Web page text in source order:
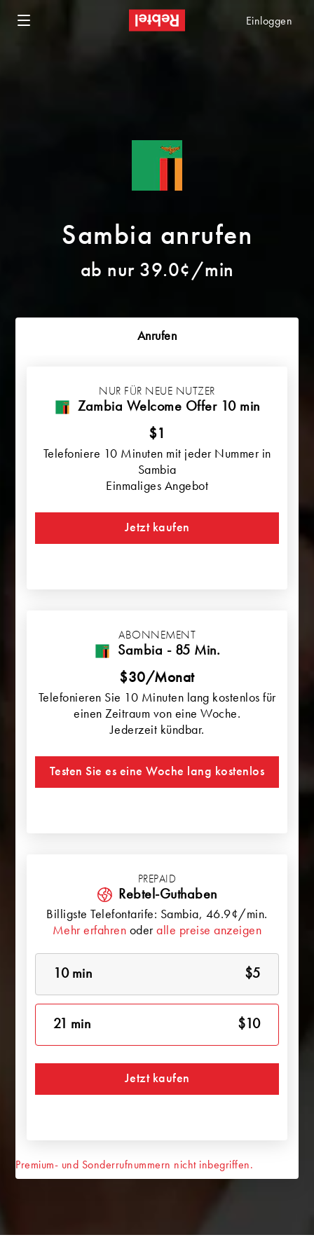
Einloggen
Sambia anrufen
ab nur 39.0¢/min
Anrufen
NUR FÜR NEUE NUTZER
Zambia Welcome Offer 10 min
$1
Telefoniere 10 Minuten mit jeder Nummer in
Sambia
Einmaliges Angebot
Jetzt kaufen
ABONNEMENT
Sambia - 85 Min.
$30/Monat
Telefonieren Sie 10 Minuten lang kostenlos für
einen Zeitraum von eine Woche.
Jederzeit kündbar.
Testen Sie es eine Woche lang kostenlos
PREPAID
Rebtel-Guthaben
Billigste Telefontarife: Sambia, 46.9¢/min.
Mehr erfahren oderalle preise anzeigen
10 min $5
21 min $10
Jetzt kaufen
Premium- und Sonderrufnummern nicht inbegriffen.